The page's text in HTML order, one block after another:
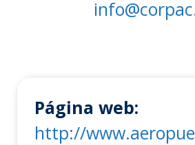
Página web:
http://